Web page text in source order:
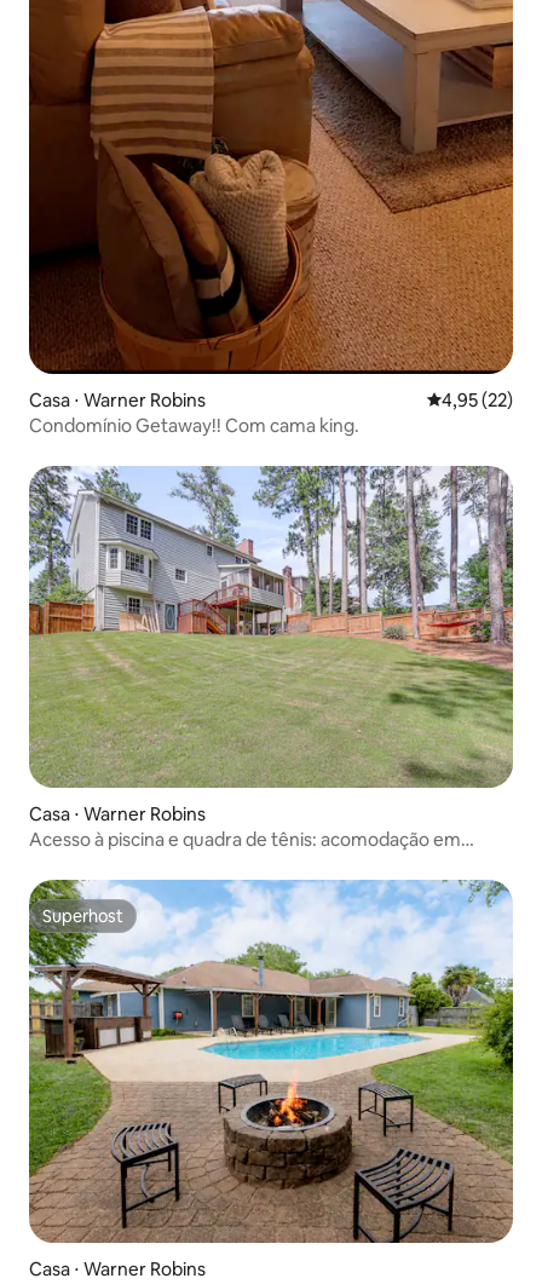
Casa ⋅ Warner Robins 4,95 de uma
4,95 (22)
Condomínio Getaway!! Com cama king.
Casa ⋅ Warner Robins
Acesso à piscina e quadra de tênis: acomodação em
Superhost
Superhost
Casa ⋅ Warner Robins